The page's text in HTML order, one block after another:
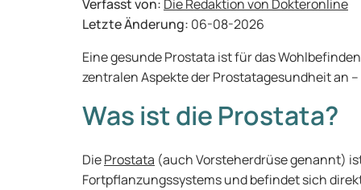
Verfasst von: Die Redaktion von Dokteronline
Letzte Änderung: 06-08-2026
Eine gesunde Prostata ist für das
zentralen Aspekte der Prostatagesundheit an
Was ist die Prostata?
DieProstata (auch Vorsteherdrüse genannt)
Fortpflanzungssystems und befindet sich